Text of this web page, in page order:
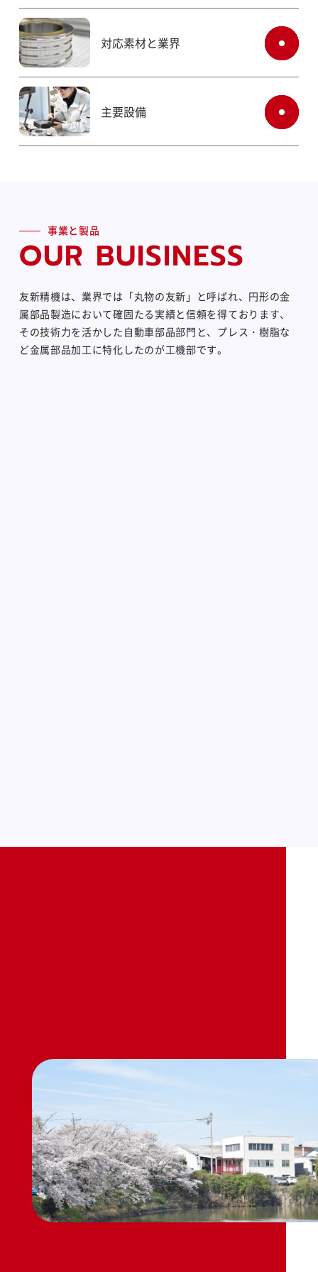
対応素材と業界
主要設備
事業と製品
OUR BUISINESS
友新精機は、業界では「丸物の友新」と呼ばれ、円形の金
属部品製造において確固たる実績と信頼を得ております、
その技術力を活かした自動車部品部門と、プレス・樹脂な
ど金属部品加工に特化したのが工機部です。